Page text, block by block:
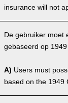
insurance will not
De gebruiker moet
gebaseerd op
A) Users must
based on the 1949